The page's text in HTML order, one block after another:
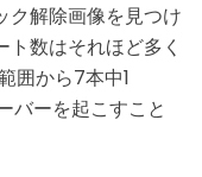
ク解除画像を見つけ
数はそれほど多く
囲から7本中1
バーを起こすこと